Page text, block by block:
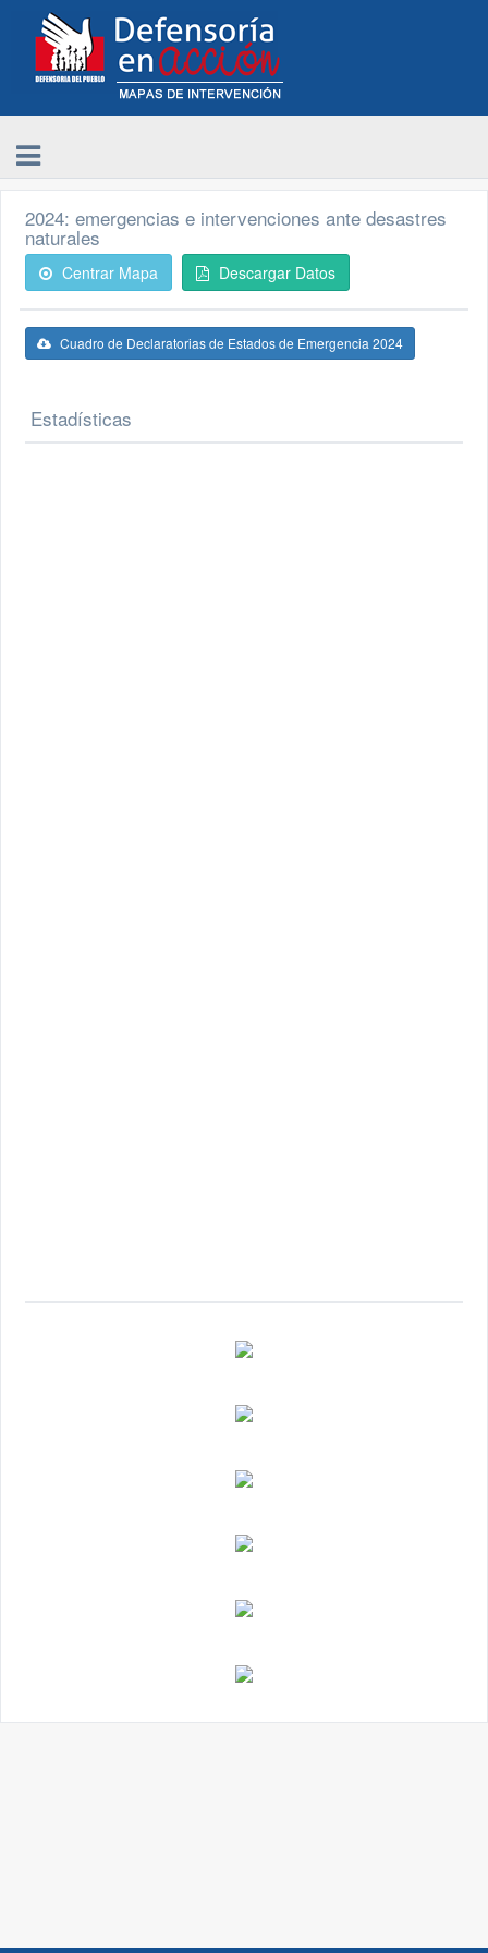
2024: emergencias e intervenciones ante desastres
naturales
Centrar Mapa Descargar Datos
Cuadro de Declaratorias de Estados de Emergencia 2024
Estadísticas